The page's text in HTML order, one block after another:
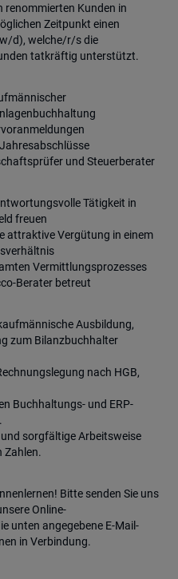
renommierten Kunden in
Zeitpunkt einen
d), welche/r/s die
tatkräftig unterstützt.
und Steuerberater
Tätigkeit in
freuen
attraktive Vergütung in einem
Vermittlungsprozesses
Berater betreut
Ausbildung,
zum Bilanzbuchhalter
nach HGB,
Buchhaltungs- und ERP-
sorgfältige Arbeitsweise
Zahlen.
Bitte senden Sie uns
Online-
unten angegebene E-Mail-
in Verbindung.